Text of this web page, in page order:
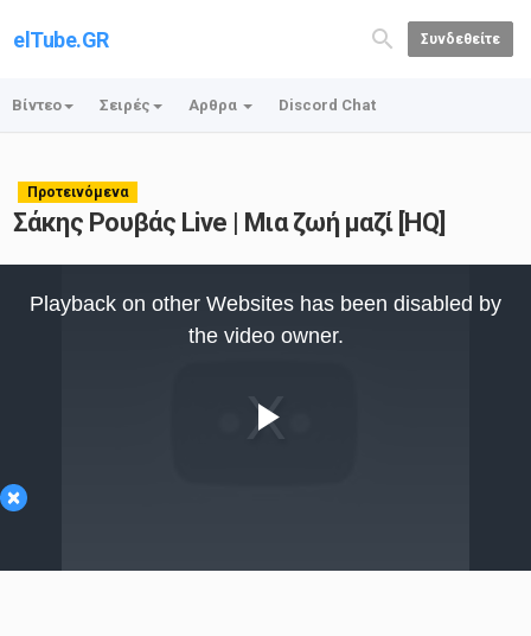
elTube.GR Συνδεθείτε
Βίντεο Σειρές Αρθρα Discord Chat
Προτεινόμενα
Σάκης Ρουβάς Live | Μια ζωή μαζί [HQ]
×
Video
Playback on other Websites has been disabled by
the video owner.